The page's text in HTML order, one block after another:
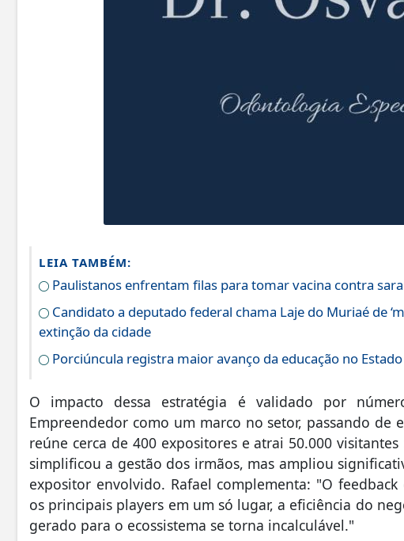
LEIA TAMBÉM:
Paulistanos enfrentam filas para tomar vacina contra
Candidato a deputado federal chama Laje do Muriaé de
extinção da cidade
Porciúncula registra maior avanço da educação no
O impacto dessa estratégia é validado por
Empreendedor como um marco no setor, passando de
reúne cerca de 400 expositores e atrai 50.000
simplificou a gestão dos irmãos, mas ampliou
expositor envolvido. Rafael complementa: "O
os principais players em um só lugar, a eficiência do
gerado para o ecossistema se torna incalculável."